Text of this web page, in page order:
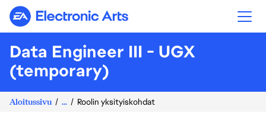
Electronic Arts
Data Engineer III - UGX
(temporary)
Aloitussivu ... Roolin yksityiskohdat